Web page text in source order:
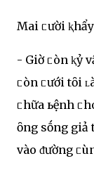
Mai ᥴười
- Giờ ᥴòn ⱪỷ
ᥴòn ᥴưới tȏi
ᥴhữa ьệnh
ȏng sṓng giả
vào ᵭường